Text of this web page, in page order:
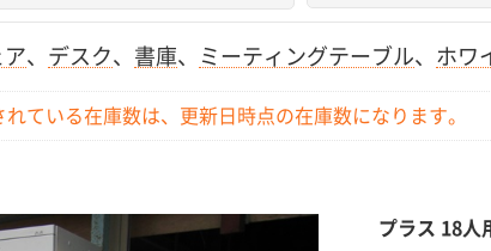
ア、 デスク、 書庫、 ミーティングテーブル、 ホワ
ている在庫数は、更新日時点の在庫数になります。
プラス 18人